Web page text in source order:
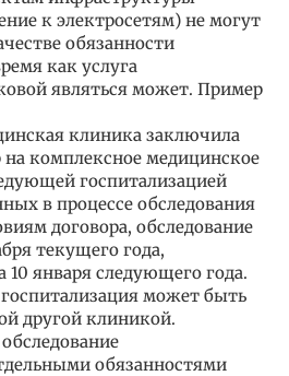
к электросетям) не могут
обязанности
как услуга
являться может. Пример
клиника заключила
на комплексное медицинское
госпитализацией
в процессе обследования
договора, обследование
текущего года,
января следующего года.
может быть
другой клиникой.
обязанностями